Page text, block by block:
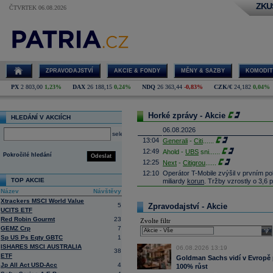
ČTVRTEK 06.08.2026
ZPRAVODAJSTVÍ AKCIE & FONDY MĚNY & SAZBY
PX 2 803,00 1,23% DAX 26 188,15 0,24% NDQ 26 363,44 -0,83% CZK/€ 24,182 0,04%
HLEDÁNÍ V AKCIÍCH
select
Odeslat
Pokročilé hledání
TOP AKCIE
Název
Návštěvy
Xtrackers MSCI World Value
UCITS ETF
5
Red Robin Gourmt
23
GEMZ Crp
7
Sp US Ps Eqty GBTC
1
ISHARES MSCI AUSTRALIA
ETF
38
Jp All Act USD-Acc
4
Horké zprávy - Akcie
06.08.2026
13:04 Generali - Citi
12:49 Ahold - UBS sni
12:25 Next - Citigrou
12:10 Operátor T-Mobile zvýšil v prvním
miliardy korun . Tržby vzrostly o 3,6
meziročně vzrostl o 0,7 procenta na
11:33 InfineonTechnologies - TD Cowen
11:02 DHL -
10:41
Beiersdorf
10:16 Prodejce stavebnin DEK prodá
se zaměřuje například na výrobu
konce roku 2026, transakci ještě
10:05 Čistý zisk ČSOB vzrostl na 10,2
Zpravodajství - Akcie
Zvolte filtr
06.08.2026 13:19
Goldman Sachs vidí v
100% růst